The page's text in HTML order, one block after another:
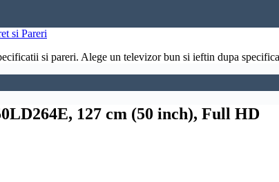
si Pareri
si pareri. Alege un televizor bun si ieftin dupa
127 cm (50 inch), Full HD